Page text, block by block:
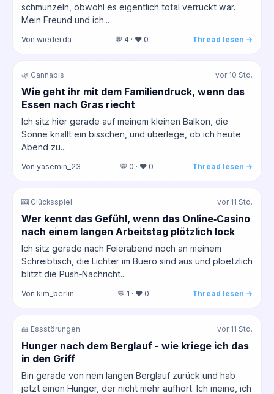
schmunzeln, obwohl es eigentlich total verrückt war.
Mein Freund und ich...
Von wiederda 💬 4 · ❤️ 0 Thread lesen →
🌿 Cannabis vor 10 Std.
Wie geht ihr mit dem Familiendruck, wenn das
Essen nach Gras riecht
Ich sitz hier gerade auf meinem kleinen Balkon, die
Sonne knallt ein bisschen, und überlege, ob ich heute
Abend zu...
Von yasemin_23 💬 0 · ❤️ 0 Thread lesen →
🎰 Glücksspiel vor 11 Std.
Wer kennt das Gefühl, wenn das Online‑Casino
nach einem langen Arbeitstag plötzlich lock
Ich sitz gerade nach Feierabend noch an meinem
Schreibtisch, die Lichter im Buero sind aus und ploetzlich
blitzt die Push‑Nachricht...
Von kim_berlin 💬 1 · ❤️ 0 Thread lesen →
🍰 Essstörungen vor 11 Std.
Hunger nach dem Berglauf - wie kriege ich das
in den Griff
Bin gerade von nem langen Berglauf zurück und hab
jetzt einen Hunger, der nicht mehr aufhört. Ich meine, ich